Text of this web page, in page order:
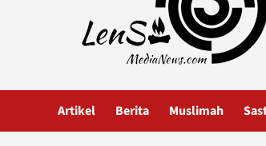
Artikel Berita Muslimah